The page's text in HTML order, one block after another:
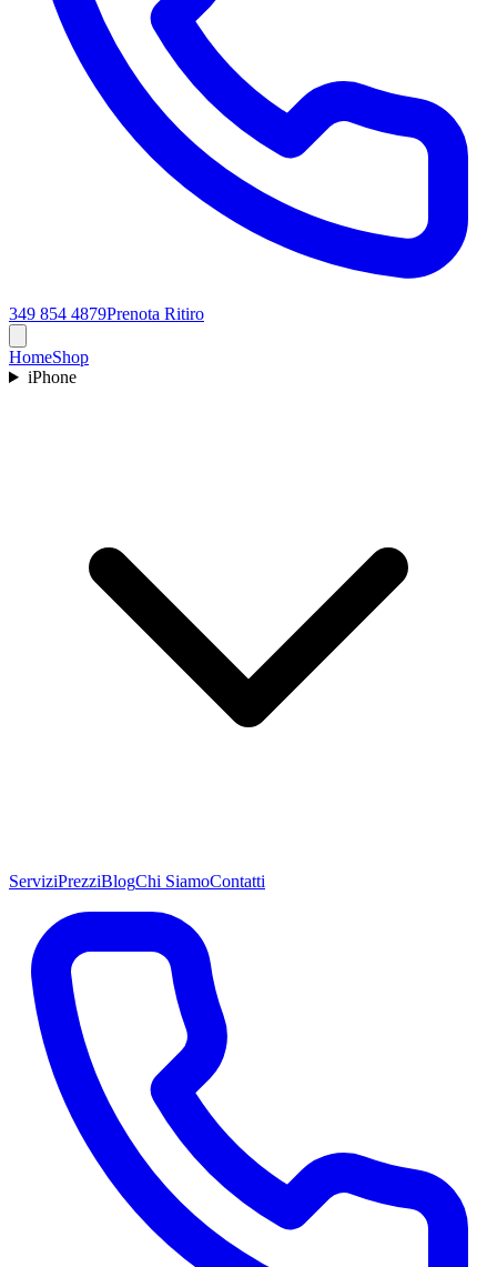
349 854 4879Prenota Ritiro
HomeShop
iPhone
ServiziPrezziBlogChi SiamoContatti